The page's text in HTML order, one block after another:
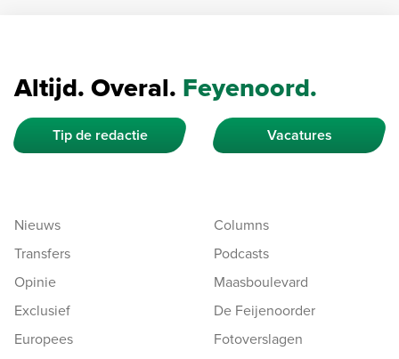
Altijd. Overal. Feyenoord.
Tip de redactie Vacatures
Nieuws
Transfers
Opinie
Exclusief
Europees
Columns
Podcasts
Maasboulevard
De Feijenoorder
Fotoverslagen